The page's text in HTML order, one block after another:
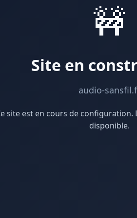
🚧
Site en
audio-
site est en cours de
disponible.